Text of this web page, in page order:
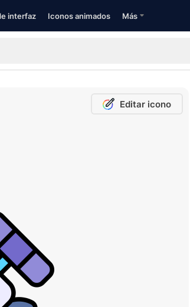
interfaz Iconos animados Más
Editar icono